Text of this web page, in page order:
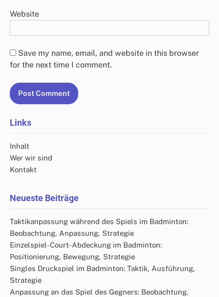
Website
Save my name, email, and website in this browser
for the next time I comment.
Links
Inhalt
Wer wir sind
Kontakt
Neueste Beiträge
Taktikanpassung während des Spiels im Badminton:
Beobachtung, Anpassung, Strategie
Einzelspiel-Court-Abdeckung im Badminton:
Positionierung, Bewegung, Strategie
Singles Druckspiel im Badminton: Taktik, Ausführung,
Strategie
Anpassung an das Spiel des Gegners: Beobachtung,